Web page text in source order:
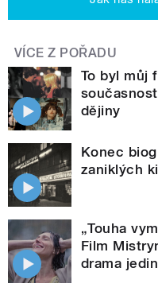
VÍCE Z POŘADU
To byl můj
dějiny
Konec
zaniklých
„Touha
Film
drama